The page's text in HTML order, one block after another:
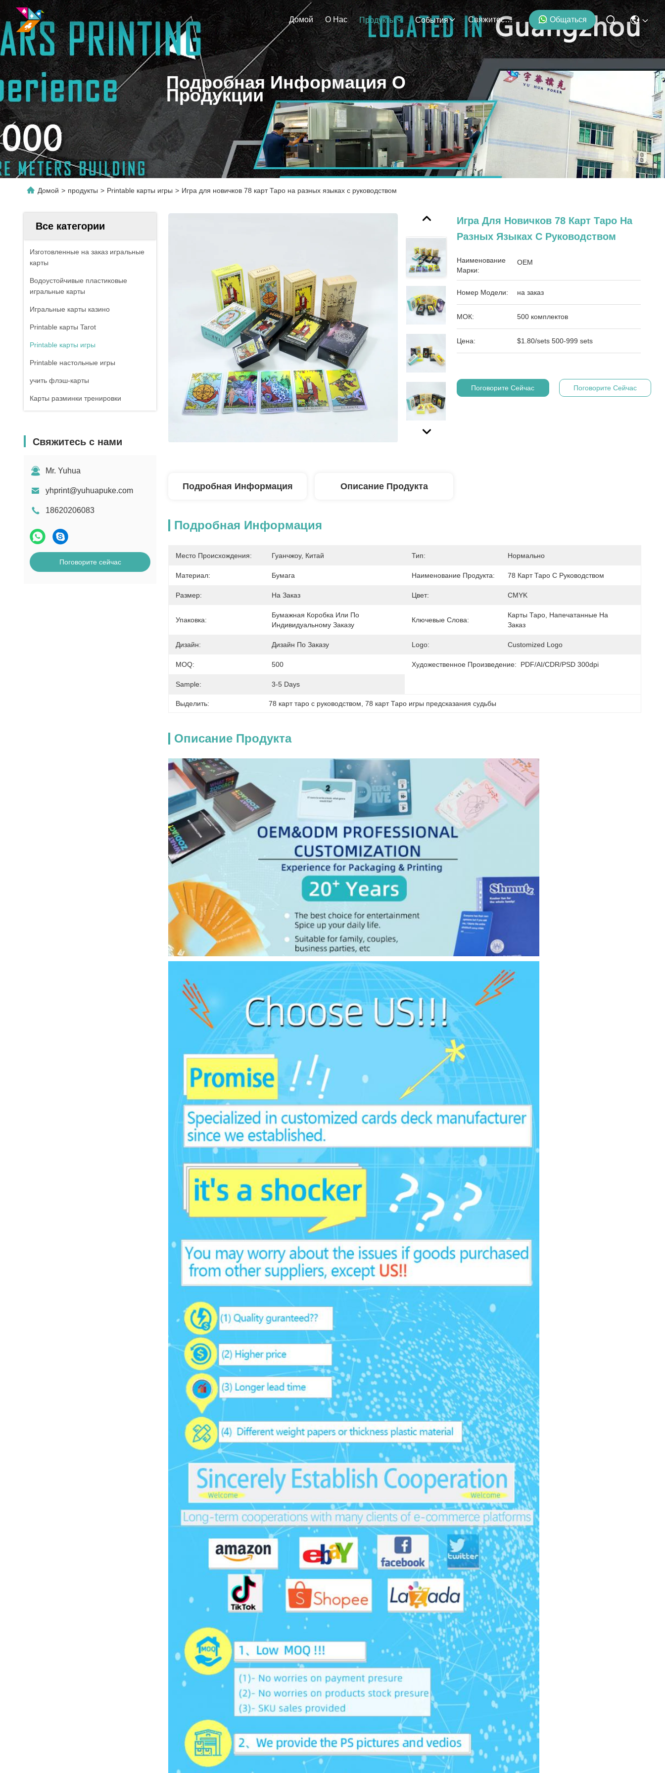
Домой О Нас Продукты События Свяжитесь С Нами Общаться
Подробная Информация О
Продукции
Домой > продукты > Printable карты игры > Игра для новичков 78 карт Таро на разных языках с руководством
Все категории
Изготовленные на заказ игральные
карты
Водоустойчивые пластиковые
игральные карты
Игральные карты казино
Printable карты Tarot
Printable карты игры
Printable настольные игры
учить флэш-карты
Карты разминки тренировки
Свяжитесь с нами
Mr. Yuhua
yhprint@yuhuapuke.com
18620206083
Поговорите сейчас
Игра Для Новичков 78 Карт Таро На
Разных Языках С Руководством
Наименование
Марки:
OEM
Номер Модели: на заказ
МОК: 500 комплектов
Цена: $1.80/sets 500-999 sets
Поговорите Сейчас Поговорите Сейчас
Подробная Информация Описание Продукта
Подробная Информация
Место Происхождения: Гуанчжоу, Китай Тип: Нормально
Материал: Бумага Наименование Продукта: 78 Карт Таро С Руководством
Размер: На Заказ Цвет: CMYK
Упаковка:
Бумажная Коробка Или По
Индивидуальному Заказу
Ключевые Слова:
Карты Таро, Напечатанные На
Заказ
Дизайн: Дизайн По Заказу Logo: Customized Logo
MOQ: 500 Художественное Произведение: PDF/AI/CDR/PSD 300dpi
Sample: 3-5 Days
Выделить: 78 карт таро с руководством , 78 карт Таро игры предсказания судьбы
Описание Продукта